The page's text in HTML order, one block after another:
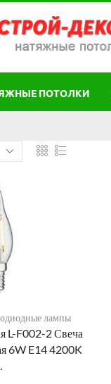
ПОТОЛКИ
лампы
L-F002-2 Свеча
6W E14 4200K